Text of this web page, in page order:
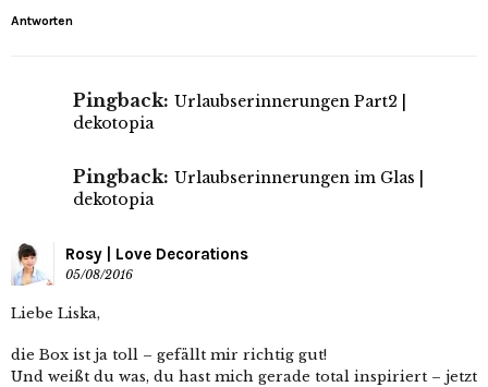
Antworten
Pingback: Urlaubserinnerungen Part2 |
dekotopia
Pingback: Urlaubserinnerungen im Glas |
dekotopia
Rosy | Love Decorations
05/08/2016
Liebe Liska,
die Box ist ja toll – gefällt mir richtig gut!
Und weißt du was, du hast mich gerade total inspiriert – jetzt